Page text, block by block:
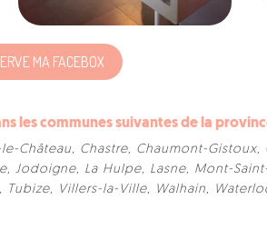
MA FACEBOX
les communes suivantes de la
le-Château, Chastre, Chaumont-Gistoux,
, Jodoigne, La Hulpe, Lasne, Mont-
, Tubize, Villers-la-Ville, Walhain,